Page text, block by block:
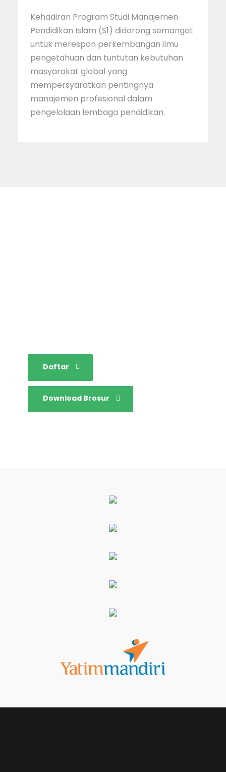
Kehadiran Program Studi Manajemen
Pendidikan Islam (S1) didorong semangat
untuk merespon perkembangan ilmu
pengetahuan dan tuntutan kebutuhan
masyarakat global yang
mempersyaratkan pentingnya
manajemen profesional dalam
pengelolaan lembaga pendidikan.
Daftar
Download Brosur